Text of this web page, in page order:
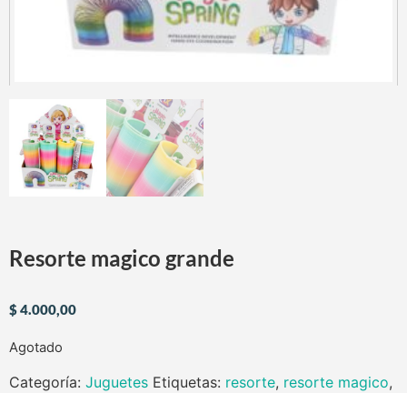
Resorte magico grande
$4.000,00
Agotado
Categoría: Juguetes Etiquetas: resorte, resorte magico,